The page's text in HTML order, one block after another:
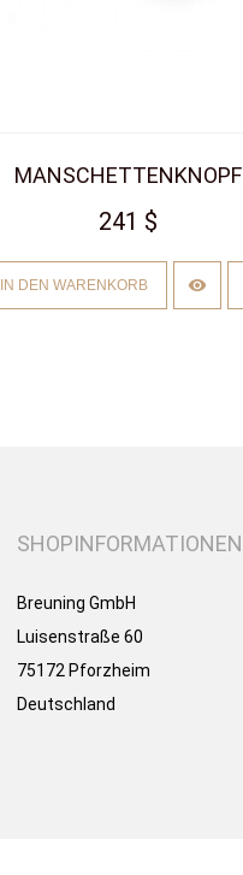
MANSCHETTENKNOPF
241 $
IN DEN WARENKORB
SHOPINFORMATIONEN
Breuning GmbH
Luisenstraße 60
75172 Pforzheim
Deutschland